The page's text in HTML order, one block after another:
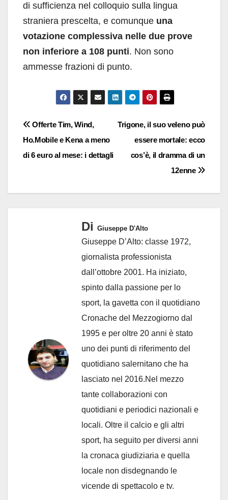
di sufficienza nel colloquio sulla lingua
straniera prescelta, e comunque una
votazione complessiva nelle due prove
non inferiore a 108 punti. Non sono
ammesse frazioni di punto.
Navigazione
articoli
Trigone, il suo veleno può
essere mortale: ecco
cos’è, il dramma di un
12enne
Offerte Tim, Wind,
Ho.Mobile e Kena a meno
di 6 euro al mese: i dettagli
Di Giuseppe D'Alto
Giuseppe D’Alto: classe 1972,
giornalista professionista
dall’ottobre 2001. Ha iniziato,
spinto dalla passione per lo
sport, la gavetta con il quotidiano
Cronache del Mezzogiorno dal
1995 e per oltre 20 anni è stato
uno dei punti di riferimento del
quotidiano salernitano che ha
lasciato nel 2016.Nel mezzo
tante collaborazioni con
quotidiani e periodici nazionali e
locali. Oltre il calcio e gli altri
sport, ha seguito per diversi anni
la cronaca giudiziaria e quella
locale non disdegnando le
vicende di spettacolo e tv.